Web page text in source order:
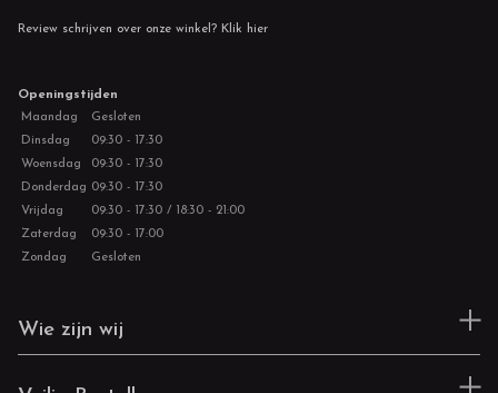
Review schrijven over onze winkel? Klik hier
Openingstijden
Maandag
Gesloten
Dinsdag
09:30 - 17:30
Woensdag
09:30 - 17:30
Donderdag 09:30 - 17:30
Vrijdag
09:30 - 17:30 / 18:30 - 21:00
Zaterdag
09:30 - 17:00
Zondag
Gesloten
Wie zijn wij